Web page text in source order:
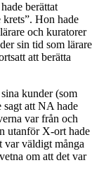
berättat
Hon hade
och kuratorer
sin tid som lärare
att berätta
kunder (som
sagt att NA hade
var från och
utanför X-ort hade
var väldigt många
om att det var